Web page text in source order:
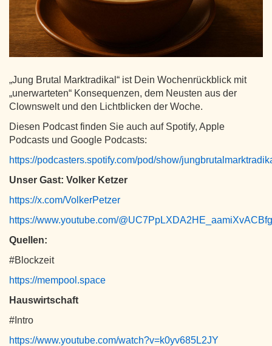
„Jung Brutal Marktradikal“ ist Dein Wochenrückblick mit
„unerwarteten“ Konsequenzen, dem Neusten aus der
Clownswelt und den Lichtblicken der Woche.
Diesen Podcast finden Sie auch auf Spotify, Apple
Podcasts und Google Podcasts:
https://podcasters.spotify.com/pod/show/
Unser Gast: Volker Ketzer
https://x.com/VolkerPetzer
https://www.youtube.com/@UC7PpLXDA2HE_aamiXvACBfg
Quellen:
#Blockzeit
https://mempool.space
Hauswirtschaft
#Intro
https://www.youtube.com/watch?v=k0yv685L2JY